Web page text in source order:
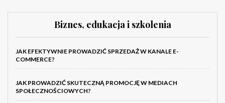
Biznes, edukacja i szkolenia
JAK EFEKTYWNIE PROWADZIĆ SPRZEDAŻ W KANALE E-
COMMERCE?
JAK PROWADZIĆ SKUTECZNĄ PROMOCJĘ W MEDIACH
SPOŁECZNOŚCIOWYCH?